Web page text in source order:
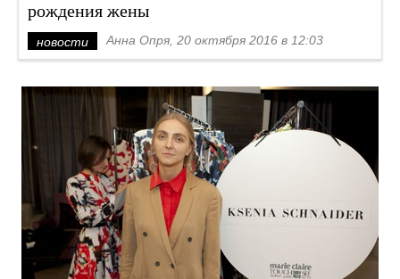
рождения жены
новости Анна Опря, 20 октября 2016 в 12:03